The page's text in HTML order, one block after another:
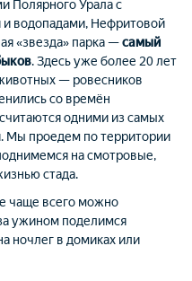
Полярного Урала с
водопадами, Нефритовой
«звезда» парка —самый
. Здесь уже более 20 лет
— ровесников
со времён
одними из самых
Мы проедем по территории
на смотровые,
стада.
чаще всего можно
ужином поделимся
ночлег в домиках или